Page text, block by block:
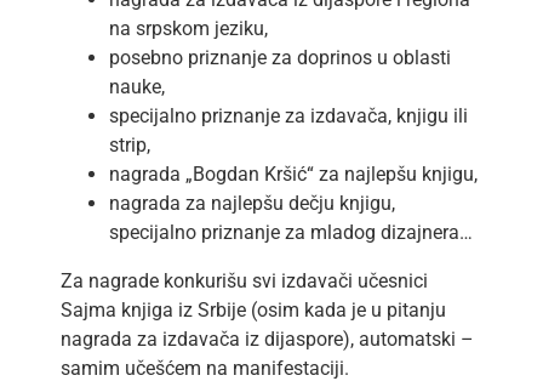
na srpskom jeziku,
posebno priznanje za doprinos u oblasti
nauke,
specijalno priznanje za izdavača, knjigu ili
strip,
nagrada „Bogdan Kršić“ za najlepšu knjigu,
nagrada za najlepšu dečju knjigu,
specijalno priznanje za mladog dizajnera…
Za nagrade konkurišu svi izdavači učesnici
Sajma knjiga iz Srbije (osim kada je u pitanju
nagrada za izdavača iz dijaspore), automatski –
samim učešćem na manifestaciji.